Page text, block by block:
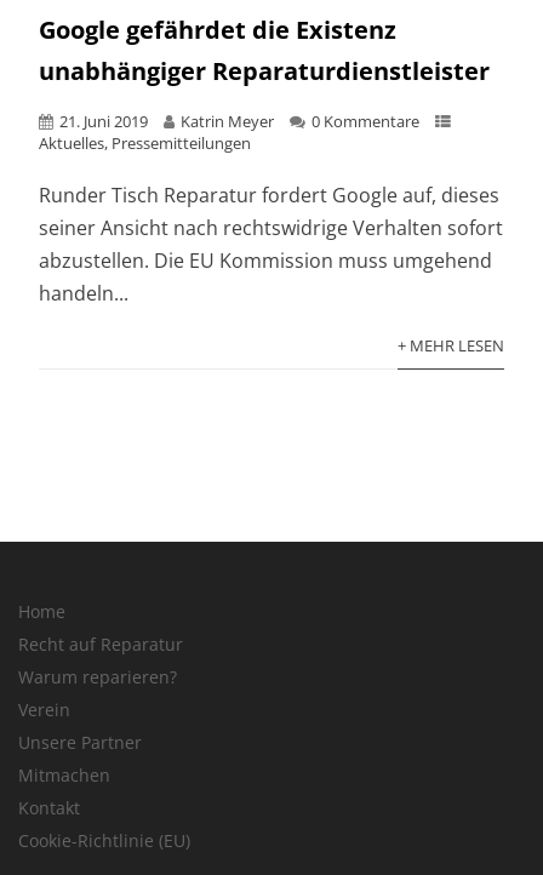
Google gefährdet die Existenz
unabhängiger Reparaturdienstleister
21. Juni 2019 Katrin Meyer
0 Kommentare
Aktuelles, Pressemitteilungen
Runder Tisch Reparatur fordert Google auf, dieses
seiner Ansicht nach rechtswidrige Verhalten sofort
abzustellen. Die EU Kommission muss umgehend
handeln...
+ MEHR LESEN
Home
Recht auf Reparatur
Warum reparieren?
Verein
Unsere Partner
Mitmachen
Kontakt
Cookie-Richtlinie (EU)